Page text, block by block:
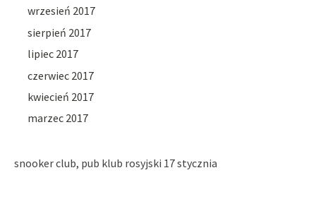
wrzesień 2017
sierpień 2017
lipiec 2017
czerwiec 2017
kwiecień 2017
marzec 2017
snooker club, pub klub rosyjski 17 stycznia